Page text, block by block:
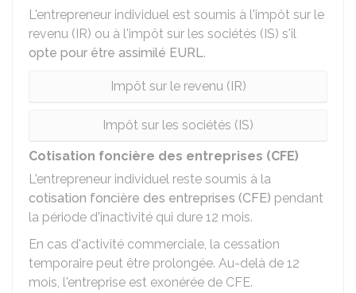
L'entrepreneur individuel est soumis à l'impôt sur le
revenu (IR) ou à l'impôt sur les sociétés (IS) s'il
opte pour être assimilé EURL.
Impôt sur le revenu (IR)
Impôt sur les sociétés (IS)
Cotisation foncière des entreprises (CFE)
L'entrepreneur individuel reste soumis à la
cotisation foncière des entreprises (CFE) pendant
la période d'inactivité qui dure 12 mois.
En cas d'activité commerciale, la cessation
temporaire peut être prolongée. Au-delà de 12
mois, l'entreprise est exonérée de CFE.